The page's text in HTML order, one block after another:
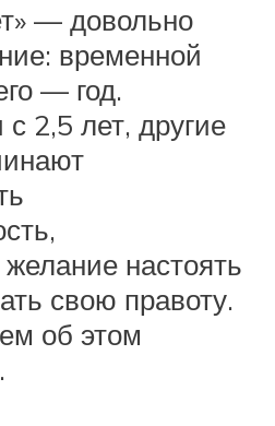
— довольно
временной
— год.
2,5 лет, другие
настоять
свою правоту.
об этом